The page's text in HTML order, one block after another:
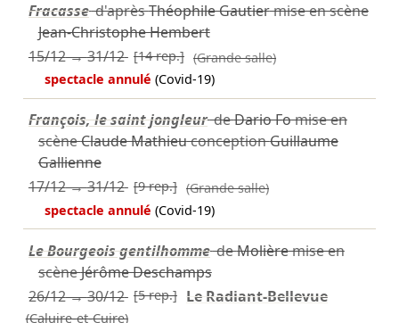
Fracassed'aprèsThéophile Gautiermise en scène
Jean-Christophe Hembert
15/12→31/12 [14 rep.] (Grande salle)
spectacle annulé(Covid-19)
François, le saint jongleurdeDario Fomise en
scèneClaude MathieuconceptionGuillaume
Gallienne
17/12→31/12 [9 rep.] (Grande salle)
spectacle annulé(Covid-19)
Le Bourgeois gentilhommedeMolièremise en
scèneJérôme Deschamps
26/12→30/12 [5 rep.] Le Radiant-Bellevue
(Caluire-et-Cuire)